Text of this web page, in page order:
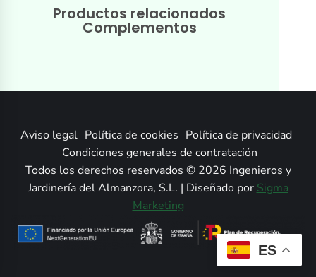
Productos relacionados
Complementos
Aviso legal Política de cookies Política de privacidad
Condiciones generales de contratación
Todos los derechos reservados © 2026 Ingenieros y
Jardinería del Almanzora, S.L. | Diseñado por Sigma
Marketing
ES